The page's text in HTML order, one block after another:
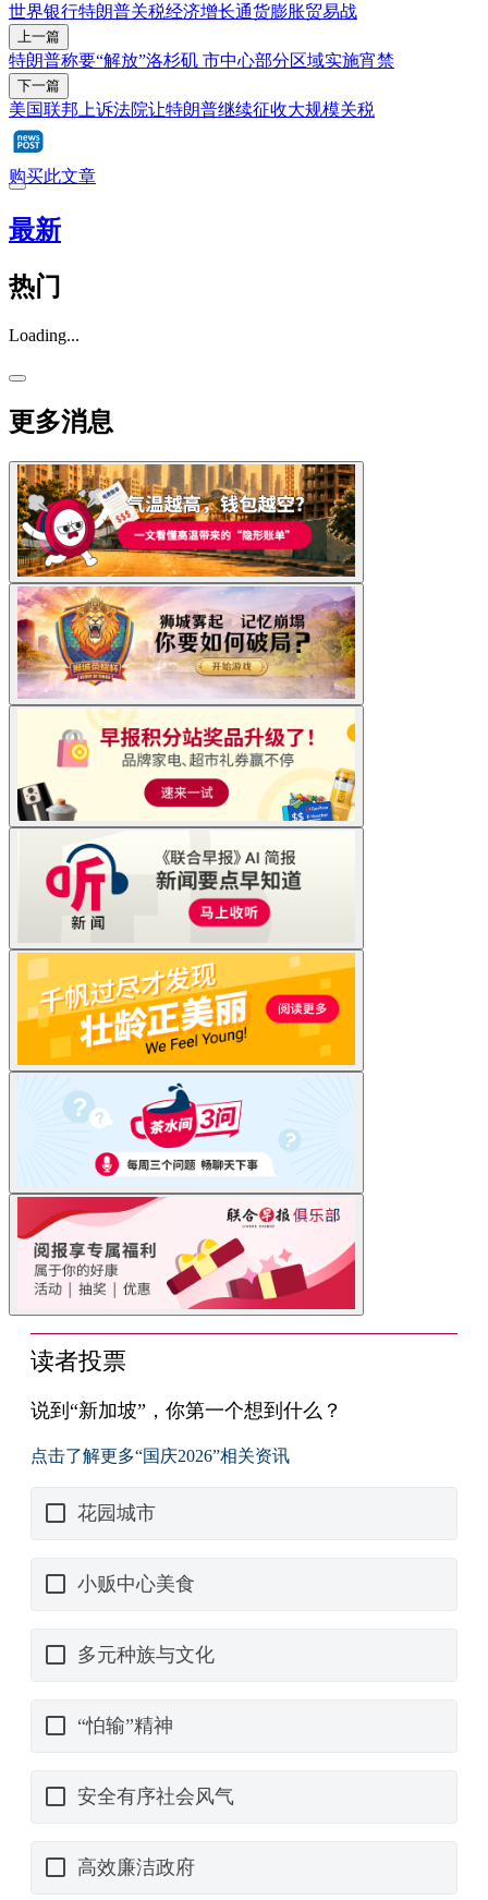
世界银行特朗普关税经济增长通货膨胀贸易战
上一篇
特朗普称要“解放”洛杉矶 市中心部分区域实施宵禁
下一篇
美国联邦上诉法院让特朗普继续征收大规模关税
购买此文章
最新
热门
Loading...
更多消息